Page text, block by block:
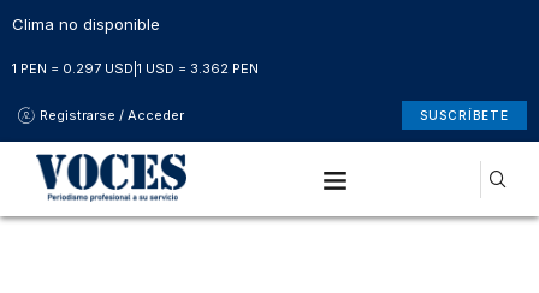
Clima no disponible
1 PEN = 0.297 USD 1 USD = 3.362 PEN
Registrarse / Acceder SUSCRÍBETE